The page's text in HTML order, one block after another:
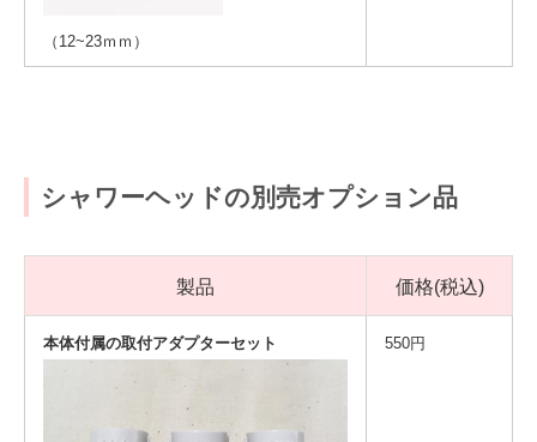
（12~23ｍｍ）
シャワーヘッドの別売オプション品
製品 価格(税込)
本体付属の取付アダプターセット 550円